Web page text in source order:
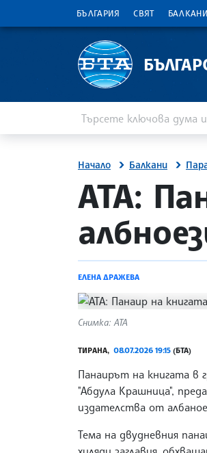
БЪЛГАРИЯ СВЯТ БАЛКАНИ
Начало Балкани
site.bta
АТА:
ЕЛЕНА ДРАЖЕВА
Снимка: АТА
ТИРАНА, 08.07.2026 19:15 (БТА)
Панаирът на книгата в
"Абдула Крашница",
издателства от
Тема на двудневния